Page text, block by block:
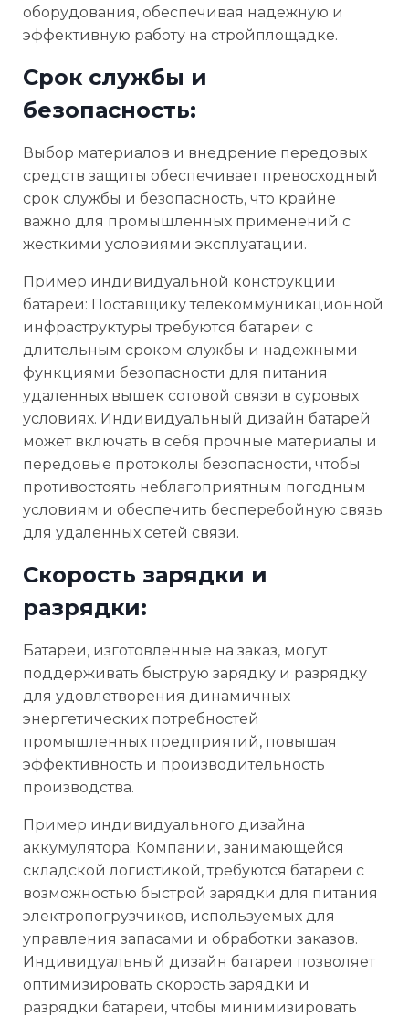
оборудования, обеспечивая надежную и
эффективную работу на стройплощадке.
Срок службы и
безопасность:
Выбор материалов и внедрение передовых
средств защиты обеспечивает превосходный
срок службы и безопасность, что крайне
важно для промышленных применений с
жесткими условиями эксплуатации.
Пример индивидуальной конструкции
батареи: Поставщику телекоммуникационной
инфраструктуры требуются батареи с
длительным сроком службы и надежными
функциями безопасности для питания
удаленных вышек сотовой связи в суровых
условиях. Индивидуальный дизайн батарей
может включать в себя прочные материалы и
передовые протоколы безопасности, чтобы
противостоять неблагоприятным погодным
условиям и обеспечить бесперебойную связь
для удаленных сетей связи.
Скорость зарядки и
разрядки:
Батареи, изготовленные на заказ, могут
поддерживать быструю зарядку и разрядку
для удовлетворения динамичных
энергетических потребностей
промышленных предприятий, повышая
эффективность и производительность
производства.
Пример индивидуального дизайна
аккумулятора: Компании, занимающейся
складской логистикой, требуются батареи с
возможностью быстрой зарядки для питания
электропогрузчиков, используемых для
управления запасами и обработки заказов.
Индивидуальный дизайн батареи позволяет
оптимизировать скорость зарядки и
разрядки батареи, чтобы минимизировать